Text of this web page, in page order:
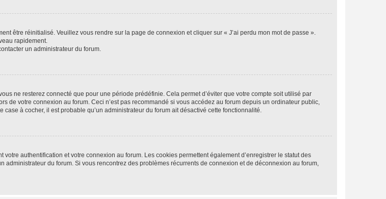
être réinitialisé. Veuillez vous rendre sur la page de connexion et cliquer sur « J’ai perdu mon mot de passe ».
rapidement.
un administrateur du forum.
ne resterez connecté que pour une période prédéfinie. Cela permet d’éviter que votre compte soit utilisé par
de votre connexion au forum. Ceci n’est pas recommandé si vous accédez au forum depuis un ordinateur public,
à cocher, il est probable qu’un administrateur du forum ait désactivé cette fonctionnalité.
authentification et votre connexion au forum. Les cookies permettent également d’enregistrer le statut des
administrateur du forum. Si vous rencontrez des problèmes récurrents de connexion et de déconnexion au forum,